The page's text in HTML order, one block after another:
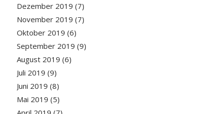
Dezember 2019 (7)
November 2019 (7)
Oktober 2019 (6)
September 2019 (9)
August 2019 (6)
Juli 2019 (9)
Juni 2019 (8)
Mai 2019 (5)